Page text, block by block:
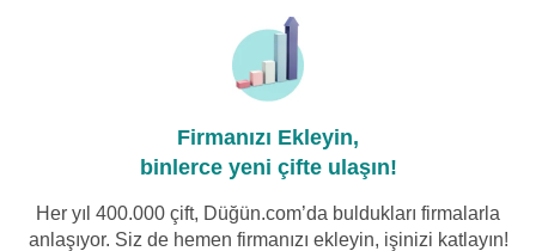
Firmanızı Ekleyin,
binlerce yeni çifte ulaşın!
Her yıl 400.000 çift, Düğün.com’da buldukları firmalarla
anlaşıyor. Siz de hemen firmanızı ekleyin, işinizi katlayın!